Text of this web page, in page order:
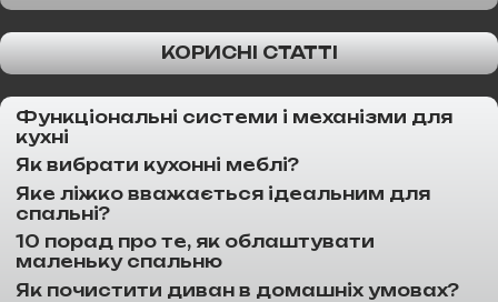
КОРИСНІ СТАТТІ
Функціональні системи і механізми для
кухні
Як вибрати кухонні меблі?
Яке ліжко вважається ідеальним для
спальні?
10 порад про те, як облаштувати
маленьку спальню
Як почистити диван в домашніх умовах?